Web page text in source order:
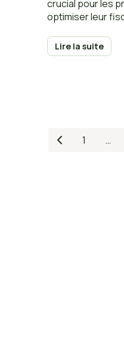
crucial pour les
optimiser leur
Lire la suite
 1 …